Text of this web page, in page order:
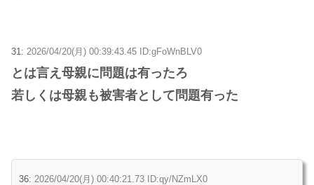
31: 2026/04/20(月) 00:39:43.45 ID:gFoWnBLV0
とは言え母親に問題は有ったろ
若しくは母親も被害者として問題有った
36: 2026/04/20(月) 00:40:21.73 ID:qy/NZmLX0